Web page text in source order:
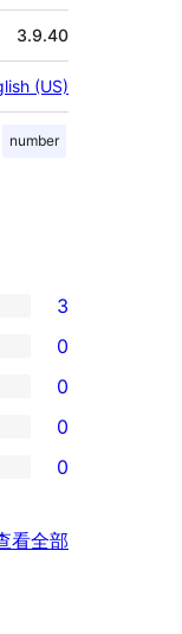
3.9.40
(US)
number
3
0
0
0
0
看全部